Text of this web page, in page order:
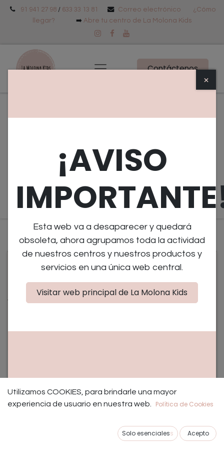
91 941 27 98 / 633 33 13 81 Correo electrónico
¿Cómo
llegar?
➡️ Abre tu centro de La Molona Kids
Contáctenos
Edad
Eventos pasados
26 de octubre de 2024-11:00(Europe/Madrid)
Villanueva de la Cañada ,España
×
¡AVISO
Esta web va a desaparecer y quedará
obsoleta, ahora agrupamos toda la actividad
de nuestros centros y nuestros productos y
servicios en una única web central.
Visitar web principal de La Molona Kids
Utilizamos COOKIES, para brindarle una mayor
experiencia de usuario en nuestra web.
Política de Cookies
Solo esencialess Acepto